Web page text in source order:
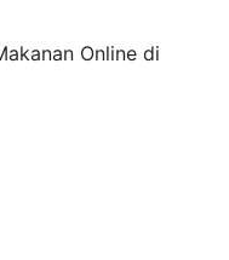
Online di